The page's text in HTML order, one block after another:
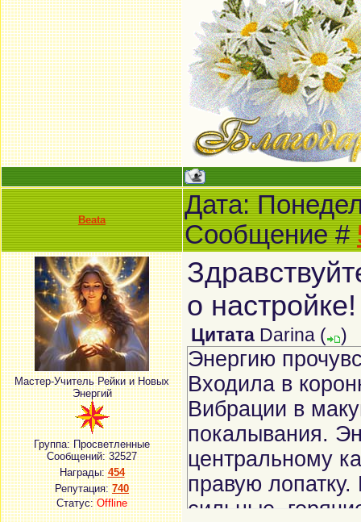
Beata
Дата:
Сообщение #
Мастер-Учитель Рейки и Новых
Энергий
Группа: Просветленные
Сообщений:32527
Награды:454
Репутация:740
Статус:Offline
о
Цитата Darina ( )
Энергию
Входила в
Вибрации в
покалывания.
центральному
правую
сильные,